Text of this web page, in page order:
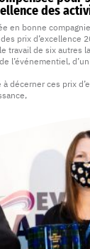
des
en bonne
prix d’excellence
travail de six autres
l’événementiel,
à décerner ces prix